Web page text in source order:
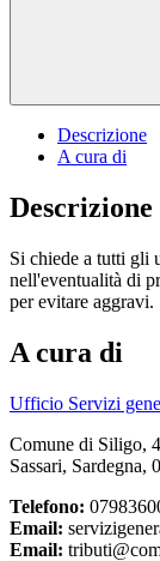
Descrizione
A cura di
Descrizione
Si chiede a tutti gli
nell'eventualità di
per evitare aggravi.
A cura di
Ufficio Servizi
Comune di Siligo,
Sassari, Sardegna,
Telefono:
Email:
Email: